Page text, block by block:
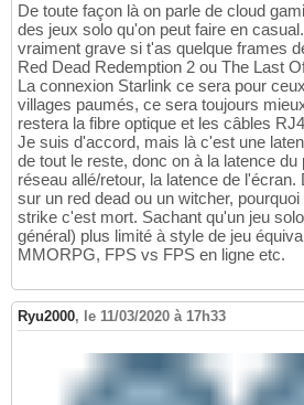
De toute façon là on parle de cloud
des jeux solo qu'on peut faire en
vraiment grave si t'as quelque frames
Red Dead Redemption 2 ou The Last
La connexion Starlink ce sera pour
villages paumés, ce sera toujours
restera la fibre optique et les câbles
Je suis d'accord, mais là c'est une
de tout le reste, donc on à la latence du
réseau allé/retour, la latence de
sur un red dead ou un witcher,
strike c'est mort. Sachant qu'un jeu
général) plus limité à style de jeu
MMORPG, FPS vs FPS en ligne etc.
Ryu2000, le 11/03/2020 à 17h33